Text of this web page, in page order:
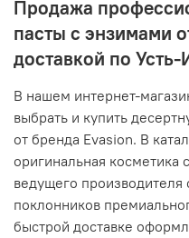
Продажа
пасты с энзимами
доставкой по
В нашем интернет-
выбрать и купить
от бренда Evasion. В
оригинальная косметика
ведущего
поклонников
быстрой доставке